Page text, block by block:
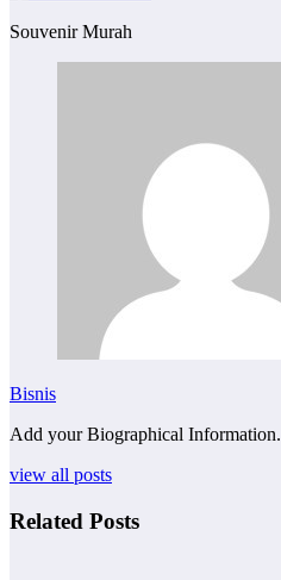
Souvenir Murah
Bisnis
Add your Biographical Information.
view all posts
Related Posts